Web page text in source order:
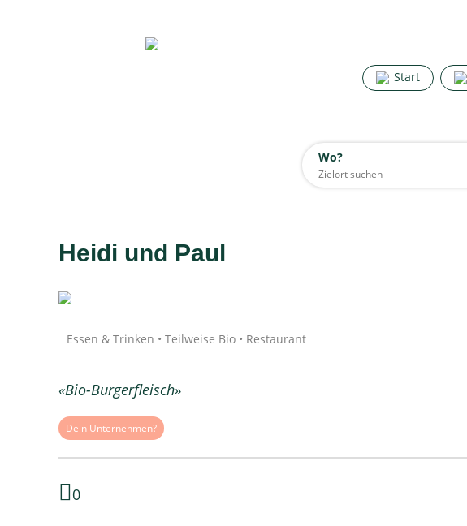
Start
Wo?
Start
Wo?
Daten werden geladen
Heidi und Paul
Essen & Trinken • Teilweise Bio • Restaurant
«Bio-Burgerfleisch»
Dein Unternehmen?
0